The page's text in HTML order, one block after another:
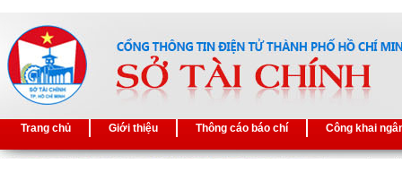
Trang chủ Giới thiệu Thông cáo báo chí Công khai